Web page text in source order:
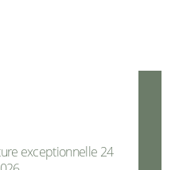
exceptionnelle 24